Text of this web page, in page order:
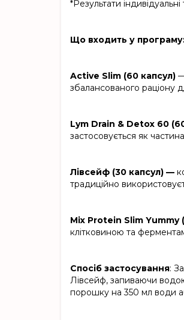
*Результати
Що входить у
Active Slim (60 капсул)
збалансованого раціону
Lym Drain & Detox 60
застосовується як
Лівсейф (30 капсул) —
традиційно
Mix Protein Slim Yummy
клітковиною та
Спосіб застосування:
Лівсейф, запиваючи
порошку на 350 мл води